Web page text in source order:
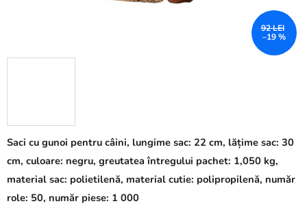
Saci cu gunoi pentru câini, lungime sac: 22 cm, lățime sac: 30
cm, culoare: negru, greutatea întregului pachet: 1,050 kg,
material sac: polietilenă, material cutie: polipropilenă, număr
role: 50, număr piese: 1 000
92 LEI
–19 %